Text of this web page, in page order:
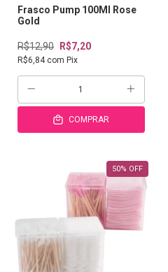
Frasco Pump 100Ml Rose
Gold
R$12,90 R$7,20
R$6,84 com Pix
COMPRAR
50% OFF